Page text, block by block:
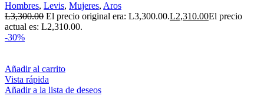
Hombres, Levis, Mujeres, Aros
L3,300.00 El precio original era: L3,300.00.L2,310.00El precio
actual es: L2,310.00.
-30%
Añadir al carrito
Vista rápida
Añadir a la lista de deseos